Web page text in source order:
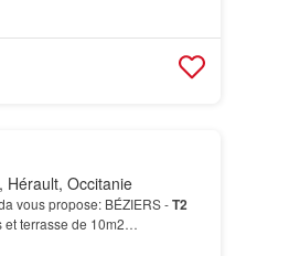
Occitanie
vous propose: BÉZIERS -T2
et terrasse de 10m2…